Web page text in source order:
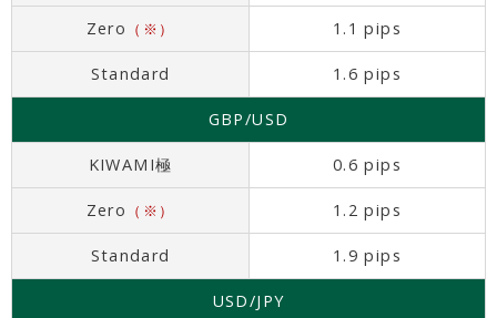
Zero （※） 1.1 pips
Standard 1.6 pips
GBP/USD
KIWAMI極 0.6 pips
Zero （※） 1.2 pips
Standard 1.9 pips
USD/JPY